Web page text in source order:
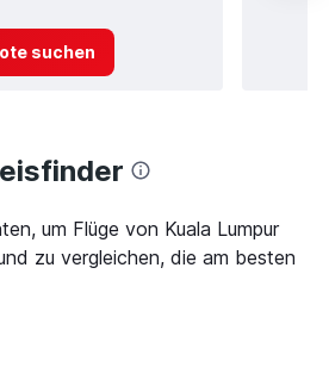
suchen
um Flüge von Kuala Lumpur
zu vergleichen, die am besten